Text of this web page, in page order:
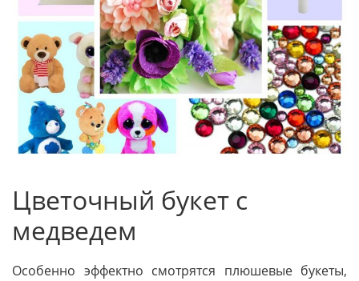
Цветочный букет с
медведем
Особенно эффектно смотрятся плюшевые букеты,